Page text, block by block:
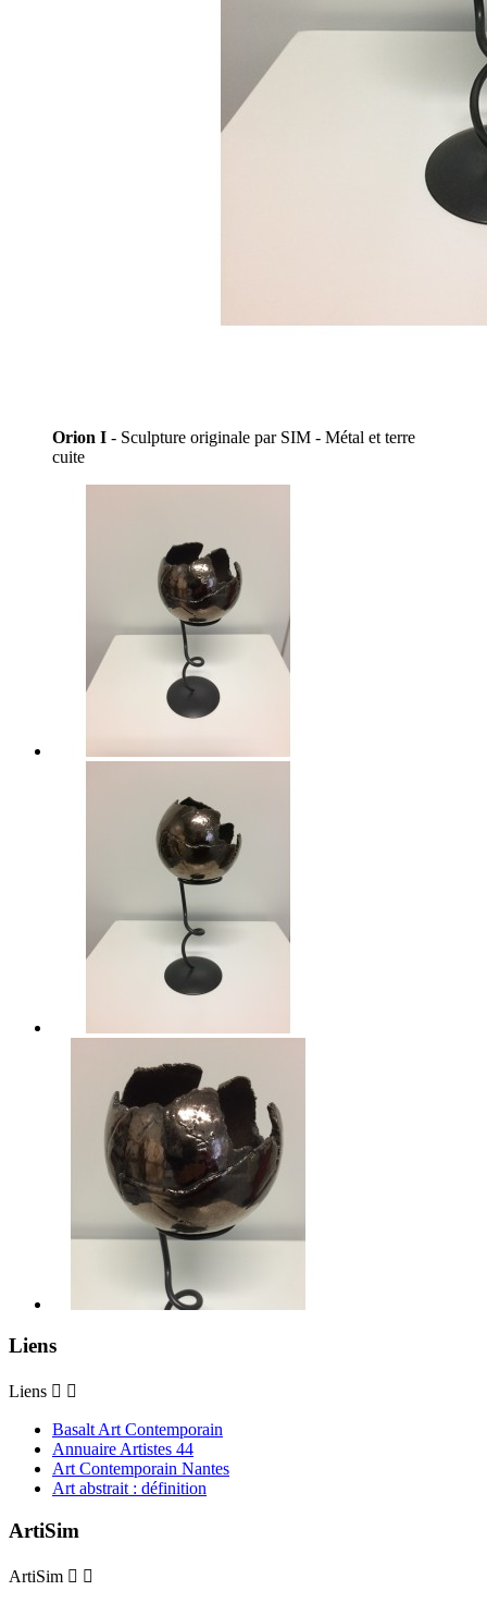
Orion I - Sculpture originale par SIM - Métal et terre
cuite
Liens
Liens  
Basalt Art Contemporain
Annuaire Artistes 44
Art Contemporain Nantes
Art abstrait : définition
ArtiSim
ArtiSim  